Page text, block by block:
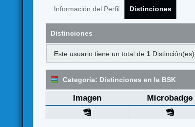
Información del Perfil Distinciones
Distinciones
Este usuario tiene un total de 1
Categoría: Distinciones en la BSK
Imagen Microbadge